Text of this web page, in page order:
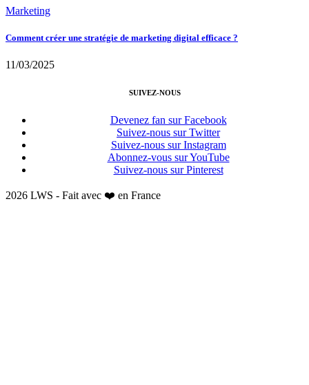
Marketing
Comment créer une stratégie de marketing digital efficace ?
11/03/2025
SUIVEZ-NOUS
Devenez fan sur Facebook
Suivez-nous sur Twitter
Suivez-nous sur Instagram
Abonnez-vous sur YouTube
Suivez-nous sur Pinterest
2026 LWS - Fait avec ❤️ en France